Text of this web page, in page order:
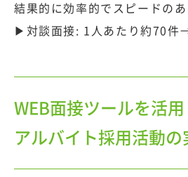
結果的に効率的でスピードの
▶対談面接: 1人あたり約70件
WEB面接ツールを活
アルバイト採用活動の